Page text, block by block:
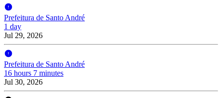
Prefeitura de Santo André
1 day
Jul 29, 2026
Prefeitura de Santo André
16 hours 7 minutes
Jul 30, 2026